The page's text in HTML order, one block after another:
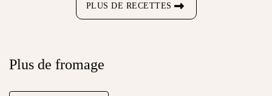
PLUS DE RECETTES
Plus de fromage